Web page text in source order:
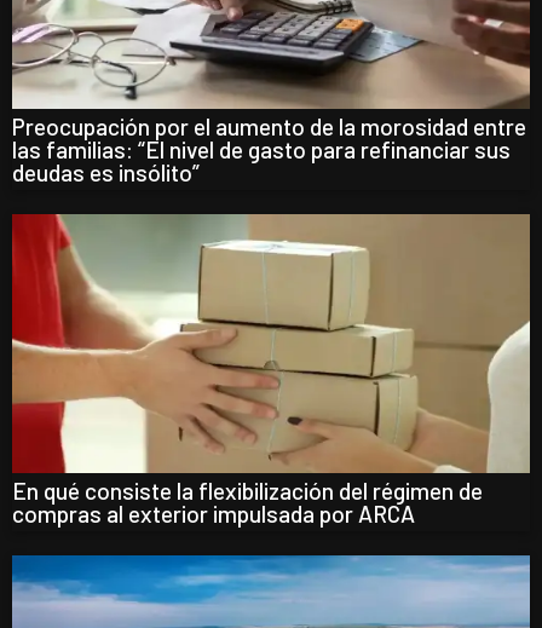
Preocupación por el aumento de la morosidad entre
las familias: “El nivel de gasto para refinanciar sus
deudas es insólito”
En qué consiste la flexibilización del régimen de
compras al exterior impulsada por ARCA